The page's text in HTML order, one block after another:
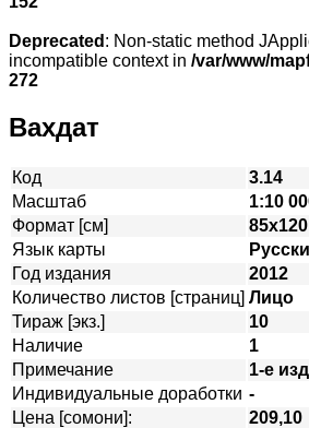
Deprecated : Non-static method
incompatible context in /var/www/
272
Вахдат
Код
3.14
Масштаб
1:10
Формат [см]
85х120
Язык карты
Год издания
2012
Количество листов [страниц] Лицо
Тираж [экз.]
10
Наличие
1
Примечание
1-е
Индивидуальные доработки -
Цена [сомони]:
209,10